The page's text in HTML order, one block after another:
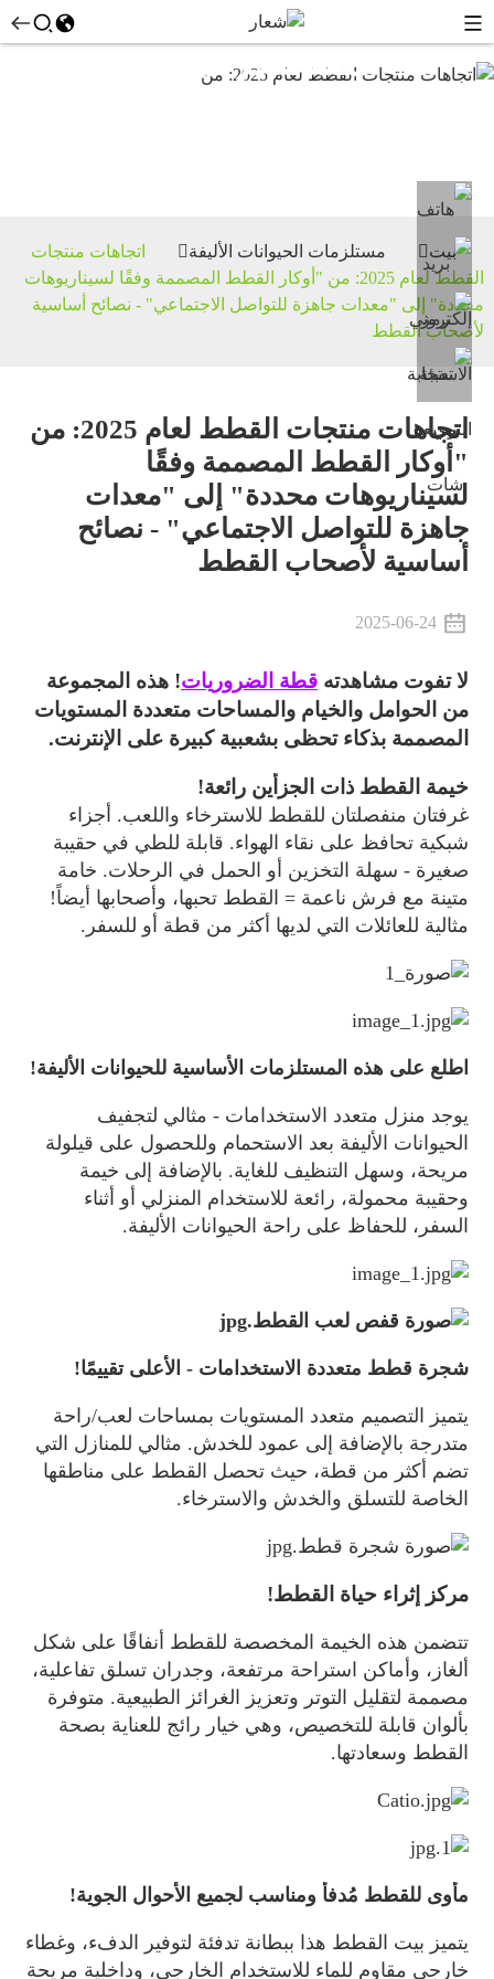
مستلزمات
بيت مستلزمات الحيوانات الأليفة
اتجاهات منتجات
القطط لعام 2025: من "أوكار القطط المصممة وفقًا لسيناريوهات
محددة" إلى "معدات جاهزة للتواصل الاجتماعي" - نصائح أساسية
لأصحاب القطط
اتجاهات منتجات القطط لعام 2025: من
"أوكار القطط المصممة وفقًا
لسيناريوهات محددة" إلى "معدات
جاهزة للتواصل الاجتماعي" - نصائح
أساسية لأصحاب القطط
2025-06-24
لا تفوت مشاهدته قطة الضروريات! هذه المجموعة
من الحوامل والخيام والمساحات متعددة المستويات
المصممة بذكاء تحظى بشعبية كبيرة على الإنترنت.
خيمة القطط ذات الجزأين رائعة!
غرفتان منفصلتان للقطط للاسترخاء واللعب. أجزاء
شبكية تحافظ على نقاء الهواء. قابلة للطي في حقيبة
صغيرة - سهلة التخزين أو الحمل في الرحلات. خامة
متينة مع فرش ناعمة = القطط تحبها، وأصحابها أيضاً!
مثالية للعائلات التي لديها أكثر من قطة أو للسفر.
اطلع على هذه المستلزمات الأساسية للحيوانات الأليفة!
يوجد منزل متعدد الاستخدامات - مثالي لتجفيف
الحيوانات الأليفة بعد الاستحمام وللحصول على قيلولة
مريحة، وسهل التنظيف للغاية. بالإضافة إلى خيمة
وحقيبة محمولة، رائعة للاستخدام المنزلي أو أثناء
السفر، للحفاظ على راحة الحيوانات الأليفة.
شجرة قطط متعددة الاستخدامات - الأعلى تقييمًا!
يتميز التصميم متعدد المستويات بمساحات لعب/راحة
متدرجة بالإضافة إلى عمود للخدش. مثالي للمنازل التي
تضم أكثر من قطة، حيث تحصل القطط على مناطقها
الخاصة للتسلق والخدش والاسترخاء.
مركز إثراء حياة القطط!
تتضمن هذه الخيمة المخصصة للقطط أنفاقًا على شكل
ألغاز، وأماكن استراحة مرتفعة، وجدران تسلق تفاعلية،
مصممة لتقليل التوتر وتعزيز الغرائز الطبيعية. متوفرة
بألوان قابلة للتخصيص، وهي خيار رائج للعناية بصحة
القطط وسعادتها.
مأوى للقطط مُدفأ ومناسب لجميع الأحوال الجوية!
يتميز بيت القطط هذا ببطانة تدفئة لتوفير الدفء، وغطاء
خارجي مقاوم للماء للاستخدام الخارجي، وداخلية مريحة